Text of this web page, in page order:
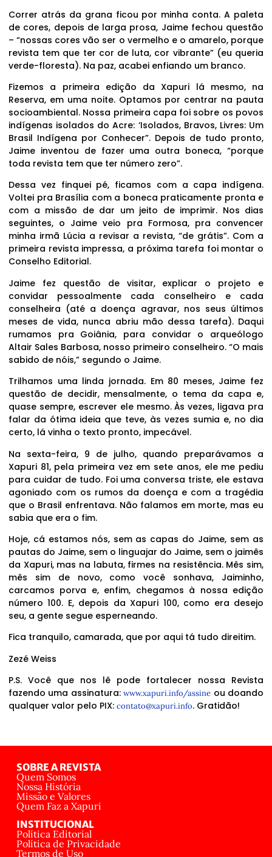
Correr atrás da grana ficou por minha conta. A paleta
de cores, depois de larga prosa, Jaime fechou questão
– “nossas cores vão ser o vermelho e o amarelo, porque
revista tem que ter cor de luta, cor vibrante” (eu queria
verde-floresta). Na paz, acabei enfiando um branco.
Fizemos a primeira edição da Xapuri lá mesmo, na
Reserva, em uma noite. Optamos por centrar na pauta
socioambiental. Nossa primeira capa foi sobre os povos
indígenas isolados do Acre: ‘Isolados, Bravos, Livres: Um
Brasil Indígena por Conhecer”. Depois de tudo pronto,
Jaime inventou de fazer uma outra boneca, “porque
toda revista tem que ter número zero”.
Dessa vez finquei pé, ficamos com a capa indígena.
Voltei pra Brasília com a boneca praticamente pronta e
com a missão de dar um jeito de imprimir. Nos dias
seguintes, o Jaime veio pra Formosa, pra convencer
minha irmã Lúcia a revisar a revista, “de grátis”. Com a
primeira revista impressa, a próxima tarefa foi montar o
Conselho Editorial.
Jaime fez questão de visitar, explicar o projeto e
convidar pessoalmente cada conselheiro e cada
conselheira (até a doença agravar, nos seus últimos
meses de vida, nunca abriu mão dessa tarefa). Daqui
rumamos pra Goiânia, para convidar o arqueólogo
Altair Sales Barbosa, nosso primeiro conselheiro. “O mais
sabido de nóis,” segundo o Jaime.
Trilhamos uma linda jornada. Em 80 meses, Jaime fez
questão de decidir, mensalmente, o tema da capa e,
quase sempre, escrever ele mesmo. Às vezes, ligava pra
falar da ótima ideia que teve, às vezes sumia e, no dia
certo, lá vinha o texto pronto, impecável.
Na sexta-feira, 9 de julho, quando preparávamos a
Xapuri 81, pela primeira vez em sete anos, ele me pediu
para cuidar de tudo. Foi uma conversa triste, ele estava
agoniado com os rumos da doença e com a tragédia
que o Brasil enfrentava. Não falamos em morte, mas eu
sabia que era o fim.
Hoje, cá estamos nós, sem as capas do Jaime, sem as
pautas do Jaime, sem o linguajar do Jaime, sem o jaimês
da Xapuri, mas na labuta, firmes na resistência. Mês sim,
mês sim de novo, como você sonhava, Jaiminho,
carcamos porva e, enfim, chegamos à nossa edição
número 100. E, depois da Xapuri 100, como era desejo
seu, a gente segue esperneando.
Fica tranquilo, camarada, que por aqui tá tudo direitim.
Zezé Weiss
P.S. Você que nos lê pode fortalecer nossa Revista
fazendo uma assinatura:www.xapuri.info/assine ou doando
qualquer valor pelo PIX: contato@xapuri.info. Gratidão!
SOBRE A REVISTA
Quem Somos
Nossa História
Missão e Valores
Quem Faz a Xapuri
INSTITUCIONAL
Política Editorial
Política de Privacidade
Termos de Uso